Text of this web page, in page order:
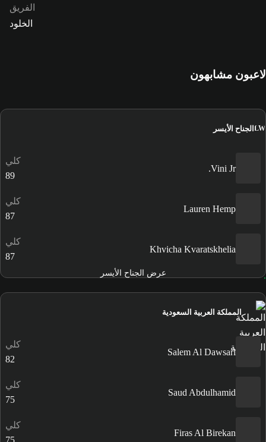
الفريق
الخلود
لاعبون مشابهون
LW الجناح الأيسر
Vini Jr.
كلي
89
Lauren Hemp
كلي
87
Khvicha Kvaratskhelia
كلي
87
عرض الجناح الأيسر
المملكة العربية السعودية
Salem Al Dawsari
كلي
82
Saud Abdulhamid
كلي
75
Firas Al Birekan
كلي